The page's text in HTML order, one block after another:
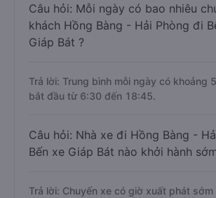
Câu hỏi: Mỗi ngày có bao nhiêu
khách Hồng Bàng - Hải Phòng đi
Giáp Bát ?
Trả lời: Trung bình mỗi ngày có khoảng
bắt đầu từ 6:30 đến 18:45.
Câu hỏi: Nhà xe đi Hồng Bàng -
Bến xe Giáp Bát nào khởi hành
Trả lời: Chuyến xe có giờ xuất phát sớm